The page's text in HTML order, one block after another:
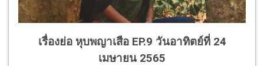
เรื่องย่อ หุบพญาเสือ EP.9 วันอาทิตย์ที่ 24
เมษายน 2565